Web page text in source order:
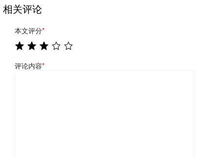
相关评论
本文评分*
评论内容*